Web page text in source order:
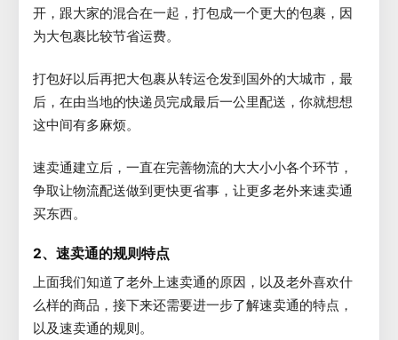
开，跟大家的混合在一起，打包成一个更大的包裹，因
为大包裹比较节省运费。
打包好以后再把大包裹从转运仓发到国外的大城市，最
后，在由当地的快递员完成最后一公里配送，你就想想
这中间有多麻烦。
速卖通建立后，一直在完善物流的大大小小各个环节，
争取让物流配送做到更快更省事，让更多老外来速卖通
买东西。
2、速卖通的规则特点
上面我们知道了老外上速卖通的原因，以及老外喜欢什
么样的商品，接下来还需要进一步了解速卖通的特点，
以及速卖通的规则。